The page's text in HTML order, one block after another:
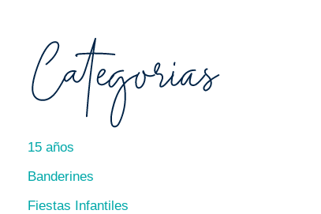
15 años
Banderines
Fiestas Infantiles